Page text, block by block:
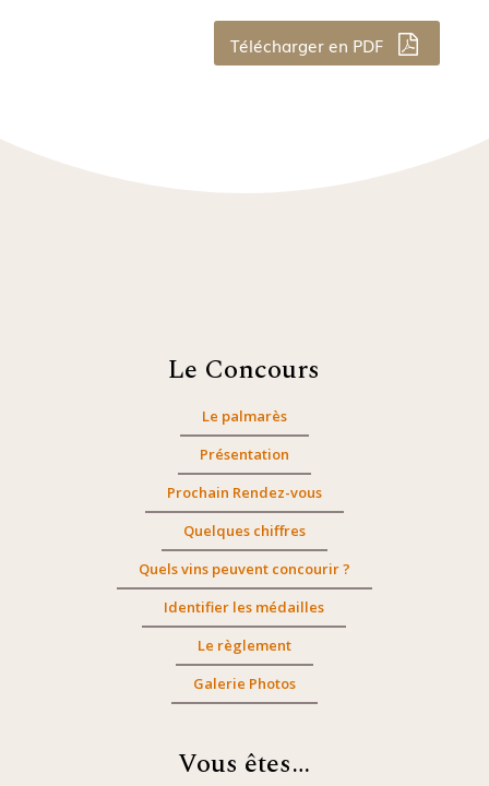
Télécharger en PDF
Le Concours
Le palmarès
Présentation
Prochain Rendez-vous
Quelques chiffres
Quels vins peuvent concourir ?
Identifier les médailles
Le règlement
Galerie Photos
Vous êtes…